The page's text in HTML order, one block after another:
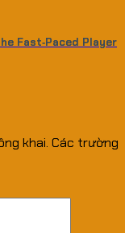
Fast‑Paced Player
khai. Các trường